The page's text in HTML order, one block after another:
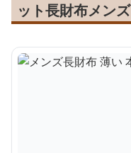
ット長財布メンズ